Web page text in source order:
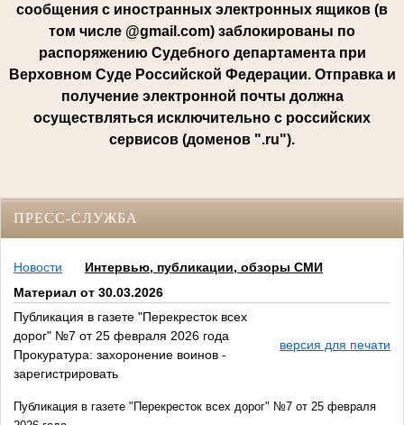
сообщения с иностранных электронных ящиков (в
том числе @gmail.com) заблокированы по
распоряжению Судебного департамента при
Верховном Суде Российской Федерации. Отправка и
получение электронной почты должна
осуществляться исключительно с российских
сервисов (доменов ".ru").
ПРЕСС-СЛУЖБА
Новости
Интервью, публикации, обзоры СМИ
Материал от 30.03.2026
Публикация в газете "Перекресток всех
дорог" №7 от 25 февраля 2026 года
Прокуратура: захоронение воинов -
зарегистрировать
версия для печати
Публикация в газете "Перекресток всех дорог" №7 от 25 февраля